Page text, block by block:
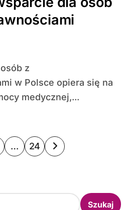
w Polsce opiera się na
medycznej,...
… 24
Szukaj